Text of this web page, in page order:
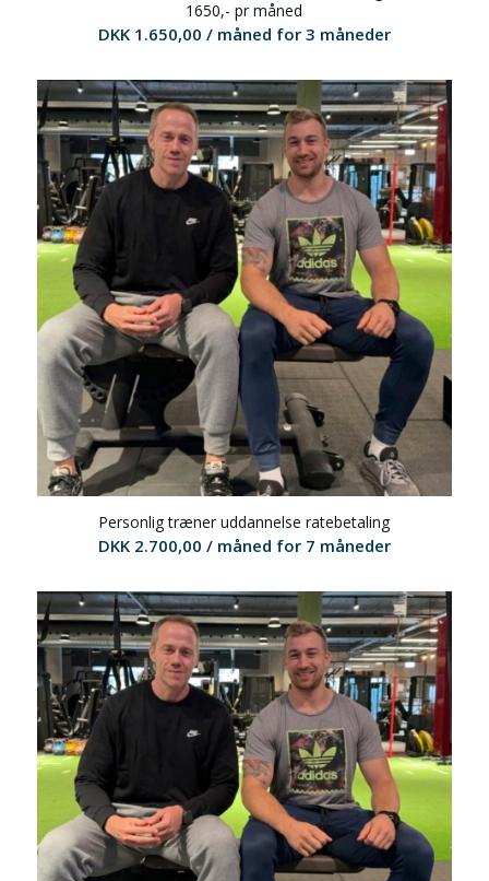
1650,- pr måned
DKK 1.650,00 / måned for 3 måneder
Personlig træner uddannelse ratebetaling
DKK 2.700,00 / måned for 7 måneder